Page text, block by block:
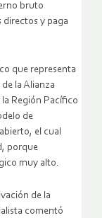
bruto
directos y paga
que representa
la Alianza
Región Pacífico
de
el cual
porque
muy alto.
de la
comentó